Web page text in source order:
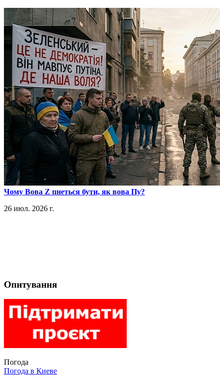
​Чому Вова Z пнеться бути, як вова Пу?
26 июл. 2026 г.
Опитування
Погода
Погода в Киеве